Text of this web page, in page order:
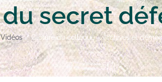
du secret
Vidéos Clôture du colloque « Archives et